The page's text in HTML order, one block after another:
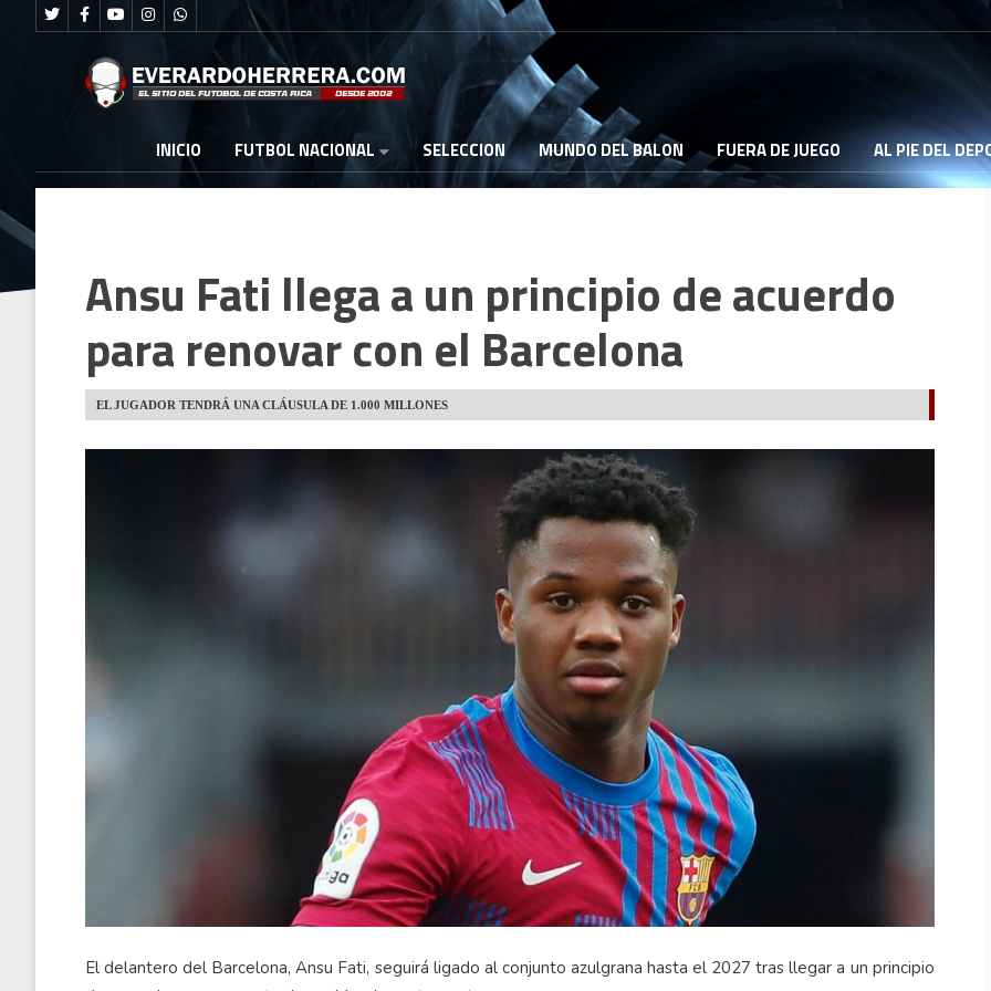
INICIO FUTBOL NACIONAL SELECCION MUNDO DEL BALON FUERA DE JUEGO AL PIE DEL
Ansu Fati llega a un principio de acuerdo
para renovar con el Barcelona
EL JUGADOR TENDRÁ UNA CLÁUSULA DE 1.000 MILLONES
El delantero del Barcelona, Ansu Fati, seguirá ligado al conjunto azulgrana hasta el 2027 tras llegar a un principio